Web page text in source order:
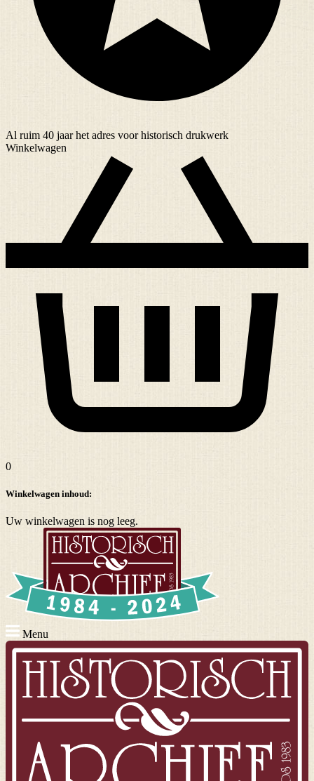
Al ruim 40 jaarhet adres voor historisch drukwerk
Winkelwagen
0
Winkelwagen inhoud:
Uw winkelwagen is nog leeg.
Menu